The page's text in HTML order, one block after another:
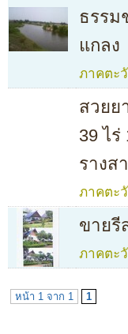
ธรรม
แกลง
ภาคตะ
สวยย
39 ไ
รางส
ภาคตะ
ขายรี
ภาคตะ
หน้า 1 จาก 1 1